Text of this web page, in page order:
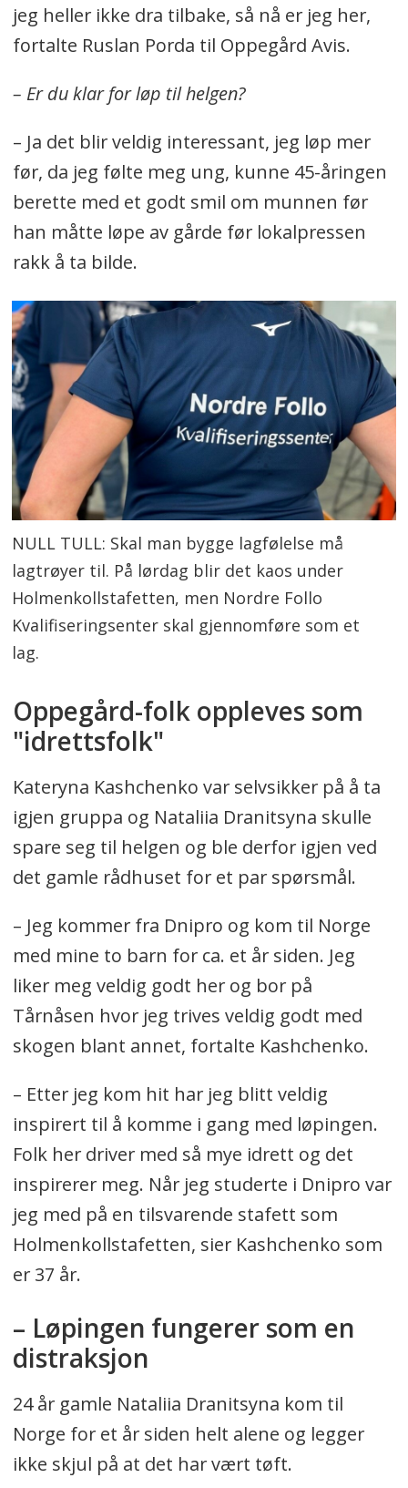
jeg heller ikke dra tilbake, så nå er jeg her,
fortalte Ruslan Porda til Oppegård Avis.
– Er du klar for løp til helgen?
– Ja det blir veldig interessant, jeg løp mer
før, da jeg følte meg ung, kunne 45-åringen
berette med et godt smil om munnen før
han måtte løpe av gårde før lokalpressen
rakk å ta bilde.
NULL TULL: Skal man bygge lagfølelse må
lagtrøyer til. På lørdag blir det kaos under
Holmenkollstafetten, men Nordre Follo
Kvalifiseringsenter skal gjennomføre som et
lag.
Oppegård-folk oppleves som
"idrettsfolk"
Kateryna Kashchenko var selvsikker på å ta
igjen gruppa og Nataliia Dranitsyna skulle
spare seg til helgen og ble derfor igjen ved
det gamle rådhuset for et par spørsmål.
– Jeg kommer fra Dnipro og kom til Norge
med mine to barn for ca. et år siden. Jeg
liker meg veldig godt her og bor på
Tårnåsen hvor jeg trives veldig godt med
skogen blant annet, fortalte Kashchenko.
– Etter jeg kom hit har jeg blitt veldig
inspirert til å komme i gang med løpingen.
Folk her driver med så mye idrett og det
inspirerer meg. Når jeg studerte i Dnipro var
jeg med på en tilsvarende stafett som
Holmenkollstafetten, sier Kashchenko som
er 37 år.
– Løpingen fungerer som en
distraksjon
24 år gamle Nataliia Dranitsyna kom til
Norge for et år siden helt alene og legger
ikke skjul på at det har vært tøft.